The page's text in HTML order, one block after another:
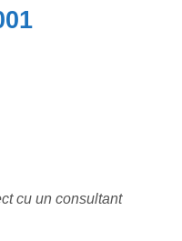
cu un consultant